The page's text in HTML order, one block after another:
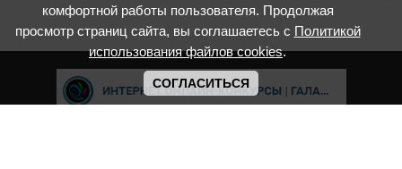
комфортной работы пользователя. Продолжая
просмотр страниц сайта, вы соглашаетесь с Политикой
использования файлов cookies.
СОГЛАСИТЬСЯ